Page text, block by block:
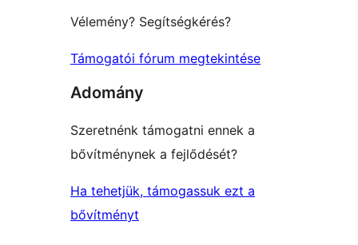
Vélemény? Segítségkérés?
Támogatói fórum megtekintése
Adomány
Szeretnénk támogatni ennek a
bővítménynek a fejlődését?
Ha tehetjük, támogassuk ezt a
bővítményt